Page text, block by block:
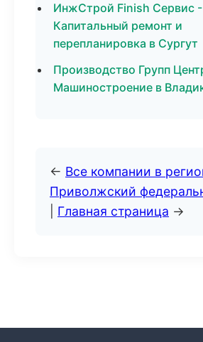
ИнжСтрой Finish Сервис -
Капитальный ремонт и
перепланировка в Сургут
Производство Групп
Машиностроение в
← Все компании в
Приволжский
Главная страница →